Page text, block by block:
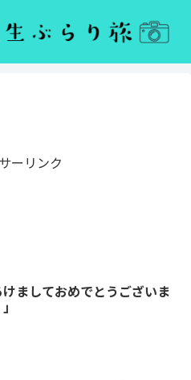
ーリンク
けましておめでとうございま